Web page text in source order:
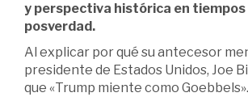
y perspectiva histórica en tiempos
posverdad.
Al explicar por qué su antecesor
presidente de Estados Unidos, Joe
que «Trump miente como